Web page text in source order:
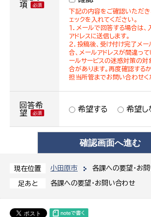
現在位置 小田原市 各課への要望・お
足あと 各課への要望・お問い合わせ
項
下記の内容をご確認いただき
ェックを入れてください。
１．メールで回答する場合は
アドレスに送信します。
２．投稿後、受け付け完了メ
合、メールアドレスが間違っ
ールサービスの迷惑対策の対
合があります。再度確認する
担当所管までお問い合わせく
回答希
望
希望する 希望し